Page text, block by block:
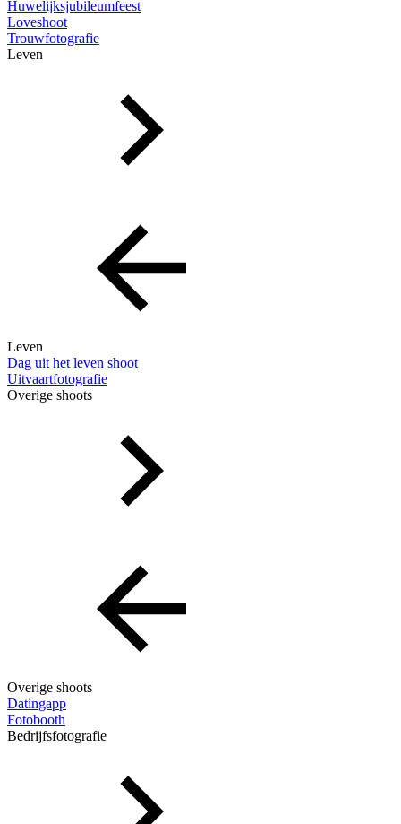
Huwelijksjubileumfeest
Loveshoot
Trouwfotografie
Leven
Leven
Dag uit het leven shoot
Uitvaartfotografie
Overige shoots
Overige shoots
Datingapp
Fotobooth
Bedrijfsfotografie